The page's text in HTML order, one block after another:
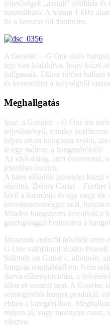
lehetőségek „asztali” felállítás és
használható. A három 1 kHz
ha a basszus túl domináns.
A Genelec – G One aktív
úgy van kialakítva, hogy közel-
hallgassák. Ekkor többet hallani
és kevesebbet a helységből
Meghallgatás
Igaz, a Genelec – G One kis
teljesítményű, mindez
képes olyan hangosan szólni,
le egy méterre a hangszóróktól!
Az első dolog, amit észrevenni,
jelenlétet érezteti.
A híres előadók felvételei közül
részünk. Benny Carter –
körű a harmónia és egy nagy
következetességgel szól,
Minden hangszeres beleolvad a
gazdagsággal bemutatva a
Játsszunk audiofil felvételt
G One valójában! Baden Powell
Solitude on Guitar c. albumán,
hangzás megítélésében. Nem
durva előrenyomulást, a
túloz el semmit sem. A Genelec
semlegesebb hangot produkál,
ebben a kategóriában.
milyen jó, vagy mennyire rossz,
túlozva.